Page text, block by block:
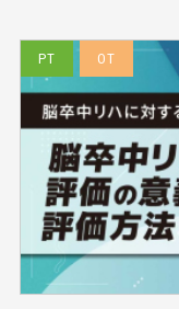
PT OT